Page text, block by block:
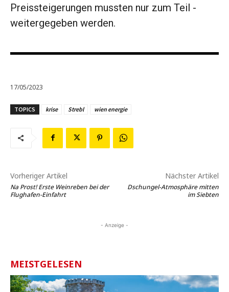
Preissteigerungen mussten nur zum Teil ­
weitergegeben werden.
17/05/2023
TOPICS krise Strebl wien energie
Vorheriger Artikel
Na Prost! Erste Weinreben bei der
Flughafen-Einfahrt
Nächster Artikel
Dschungel-Atmosphäre mitten
im Siebten
- Anzeige -
MEISTGELESEN